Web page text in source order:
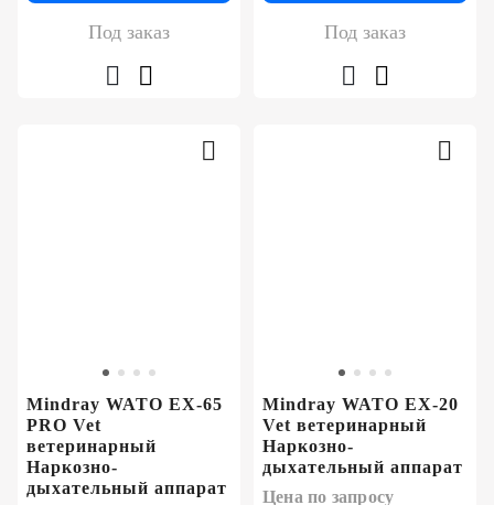
Под заказ Под заказ
Mindray WATO EX-65
PRO Vet
ветеринарный
Наркозно-
дыхательный аппарат
Mindray WATO EX-20
Vet ветеринарный
Наркозно-
дыхательный аппарат
Цена по запросу